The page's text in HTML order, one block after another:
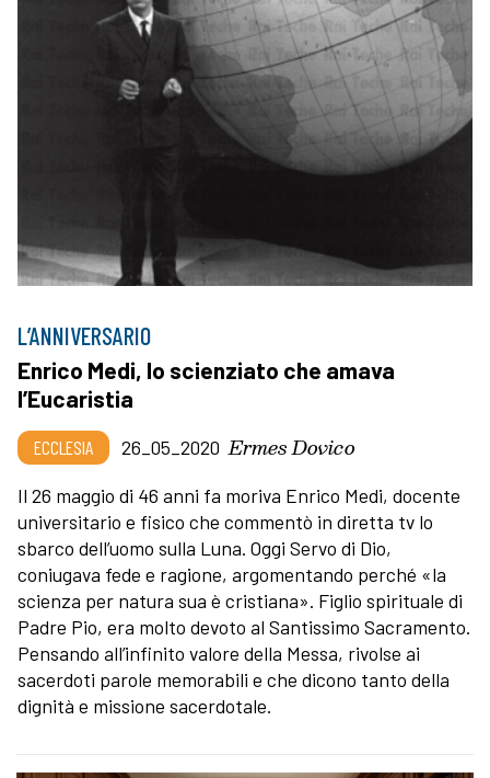
L’ANNIVERSARIO
Enrico Medi, lo scienziato che amava
l’Eucaristia
ECCLESIA 26_05_2020 Ermes Dovico
Il 26 maggio di 46 anni fa moriva Enrico Medi, docente
universitario e fisico che commentò in diretta tv lo
sbarco dell’uomo sulla Luna. Oggi Servo di Dio,
coniugava fede e ragione, argomentando perché «la
scienza per natura sua è cristiana». Figlio spirituale di
Padre Pio, era molto devoto al Santissimo Sacramento.
Pensando all’infinito valore della Messa, rivolse ai
sacerdoti parole memorabili e che dicono tanto della
dignità e missione sacerdotale.